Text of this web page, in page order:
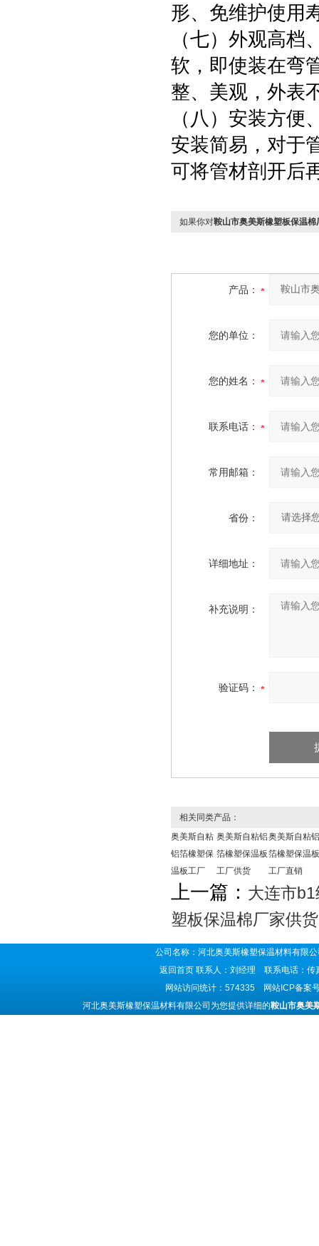
形、免维护使用
（七）外观高
软，即使装在弯
整、美观，外表
（八）安装方
安装简易，对于
可将管材剖开后
如果你对鞍山市奥美斯橡塑板保温棉
产品：
您的单位：
您的姓名：
联系电话：
常用邮箱：
省份：
详细地址：
补充说明：
验证码：
相关同类产品：
奥美斯自粘
铝箔橡塑保
温板工厂
奥美斯自粘铝
箔橡塑保温板
工厂供货
奥美斯自粘铝
箔橡塑保温板
工厂直销
上一篇： 大连市
塑板保温棉厂家供货
公司名称：河北奥美斯橡塑保温材料有
返回首页 联系人：刘经理 联系电话：
网站访问统计：574335 网站ICP备案
河北奥美斯橡塑保温材料有限公司为您提供详细的鞍山市奥美